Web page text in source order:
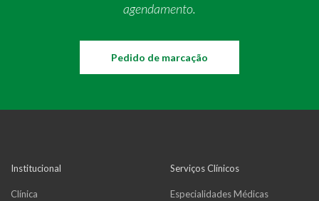
agendamento.
Pedido de marcação
Institucional
Clínica
Serviços Clínicos
Especialidades Médicas